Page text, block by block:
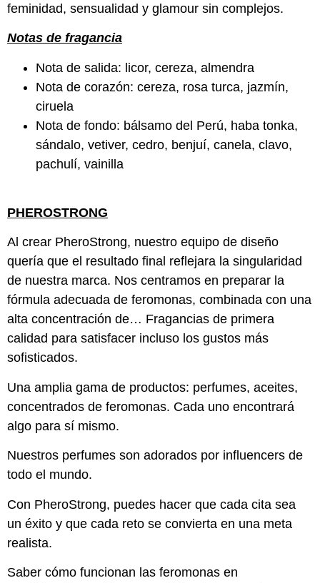
feminidad, sensualidad y glamour sin complejos.
Notas de fragancia
Nota de salida: licor, cereza, almendra
Nota de corazón: cereza, rosa turca, jazmín,
ciruela
Nota de fondo: bálsamo del Perú, haba tonka,
sándalo, vetiver, cedro, benjuí, canela, clavo,
pachulí, vainilla
PHEROSTRONG
Al crear PheroStrong, nuestro equipo de diseño
quería que el resultado final reflejara la singularidad
de nuestra marca. Nos centramos en preparar la
fórmula adecuada de feromonas, combinada con una
alta concentración de… Fragancias de primera
calidad para satisfacer incluso los gustos más
sofisticados.
Una amplia gama de productos: perfumes, aceites,
concentrados de feromonas. Cada uno encontrará
algo para sí mismo.
Nuestros perfumes son adorados por influencers de
todo el mundo.
Con PheroStrong, puedes hacer que cada cita sea
un éxito y que cada reto se convierta en una meta
realista.
Saber cómo funcionan las feromonas en